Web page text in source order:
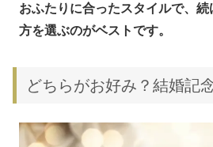
おふたりに合ったスタイルで、続
方を選ぶのがベストです。
どちらがお好み？結婚記